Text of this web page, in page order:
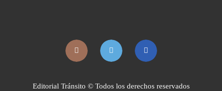
Editorial Tránsito © Todos los derechos reservados